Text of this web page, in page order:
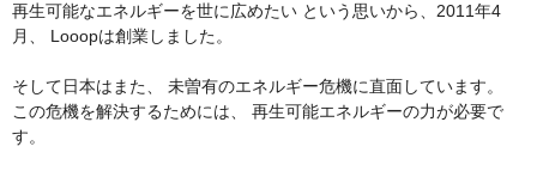
再生可能なエネルギーを世に広めたい という思いから、2011年4
月、 Looopは創業しました。
そして日本はまた、 未曽有のエネルギー危機に直面しています。
この危機を解決するためには、 再生可能エネルギーの力が必要で
す。